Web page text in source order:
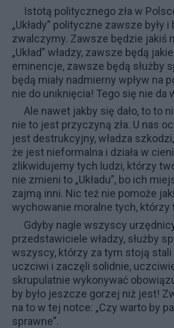
Istotą politycznego zła w
„Układy” polityczne zawsze były
zwalczymy. Zawsze będzie jakiś
„Układ” władzy, zawsze będą
eminencje, zawsze będą służby
będą miały nadmierny wpływ na
nie do uniknięcia! Tego się nie da
Ale nawet jakby się dało, to to
nie to jest przyczyną zła. U nas
jest destrukcyjny, władza
że jest nieformalna i działa w
zlikwidujemy tych ludzi, którzy
nie zmieni to „Układu”, bo ich
zajmą inni. Nic też nie pomoże
wychowanie moralne tych, którzy
Gdyby nagle wszyscy
przedstawiciele władzy, służby
wszyscy, którzy za tym stoją stali
uczciwi i zaczęli solidnie,
skrupulatnie wykonywać
by było jeszcze gorzej niż jest!
na to w tej notce: „Czy warto by
sprawne”.